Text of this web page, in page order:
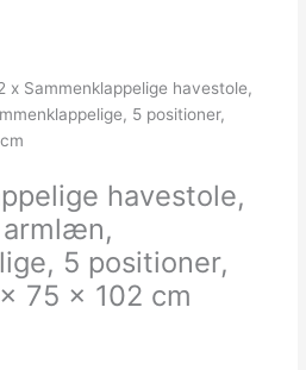
x Sammenklappelige havestole,
5 positioner,
havestole,
5 positioner,
75 x 102 cm